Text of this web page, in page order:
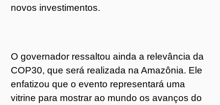
novos investimentos.
O governador ressaltou ainda a relevância da
COP30, que será realizada na Amazônia. Ele
enfatizou que o evento representará uma
vitrine para mostrar ao mundo os avanços do